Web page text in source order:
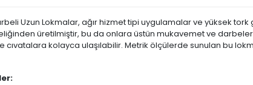
Uzun Lokmalar, ağır hizmet tipi uygulamalar ve yüksek
üretilmiştir, bu da onlara üstün mukavemet ve
cıvatalara kolayca ulaşılabilir. Metrik ölçülerde sunulan bu